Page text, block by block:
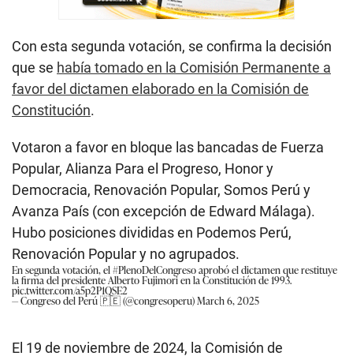
Con esta segunda votación, se confirma la decisión
que se había tomado en la Comisión Permanente a
favor del dictamen elaborado en la Comisión de
Constitución.
Votaron a favor en bloque las bancadas de Fuerza
Popular, Alianza Para el Progreso, Honor y
Democracia, Renovación Popular, Somos Perú y
Avanza País (con excepción de Edward Málaga).
Hubo posiciones divididas en Podemos Perú,
Renovación Popular y no agrupados.
En segunda votación, el#PlenoDelCongresoaprobó el dictamen que restituye
la firma del presidente Alberto Fujimori en la Constitución de 1993.
pic.twitter.com/a5p2P1QSE2
— Congreso del Perú 🇵🇪 (@congresoperu)March 6, 2025
El 19 de noviembre de 2024, la Comisión de